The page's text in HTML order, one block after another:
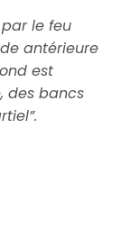
par le feu
antérieure
est
des bancs